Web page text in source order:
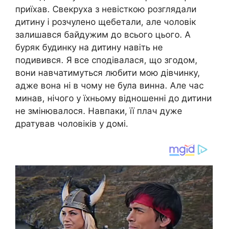
приїхав. Свекруха з невісткою розглядали
дитину і розчулено щебетали, але чоловік
залишався байдужим до всього цього. А
буряк будинку на дитину навіть не
подивився. Я все сподівалася, що згодом,
вони навчатимуться любити мою дівчинку,
адже вона ні в чому не була винна. Але час
минав, нічого у їхньому відношенні до дитини
не змінювалося. Навпаки, її плач дуже
дратував чоловіків у домі.